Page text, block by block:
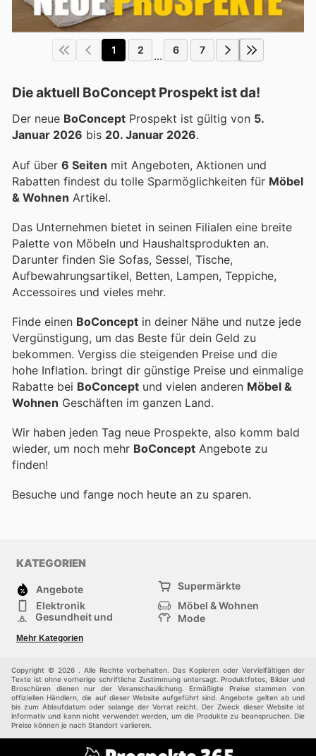
1 2 ... 6 7
Die aktuell BoConcept Prospekt ist da!
Der neue BoConcept Prospekt ist gültig von 5.
Januar 2026 bis 20. Januar 2026.
Auf über 6 Seiten mit Angeboten, Aktionen und
Rabatten findest du tolle Sparmöglichkeiten für Möbel
& Wohnen Artikel.
Das Unternehmen bietet in seinen Filialen eine breite
Palette von Möbeln und Haushaltsprodukten an.
Darunter finden Sie Sofas, Sessel, Tische,
Aufbewahrungsartikel, Betten, Lampen, Teppiche,
Accessoires und vieles mehr.
Finde einen BoConcept in deiner Nähe und nutze jede
Vergünstigung, um das Beste für dein Geld zu
bekommen. Vergiss die steigenden Preise und die
hohe Inflation. bringt dir günstige Preise und einmalige
Rabatte bei BoConcept und vielen anderen Möbel &
Wohnen Geschäften im ganzen Land.
Wir haben jeden Tag neue Prospekte, also komm bald
wieder, um noch mehr BoConcept Angebote zu
finden!
Besuche und fange noch heute an zu sparen.
KATEGORIEN
Angebote
Supermärkte
Elektronik
Möbel & Wohnen
Gesundheit und
Mode
Sportartikel und
Sportbekleidung
Einkaufzentren
Andere
Mehr Kategorien
Copyright © 2026 . Alle Rechte vorbehalten. Das Kopieren oder Vervielfältigen der
Texte ist ohne vorherige schriftliche Zustimmung untersagt. Produktfotos, Bilder und
Broschüren dienen nur der Veranschaulichung. Ermäßigte Preise stammen von
offiziellen Händlern, die auf dieser Website aufgeführt sind. Angebote gelten ab und
bis zum Ablaufdatum oder solange der Vorrat reicht. Der Zweck dieser Website ist
informativ und kann nicht verwendet werden, um die Produkte zu beanspruchen. Die
Preise können je nach Standort variieren.